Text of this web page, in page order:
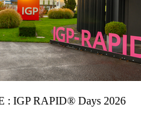
: IGP RAPID® Days 2026